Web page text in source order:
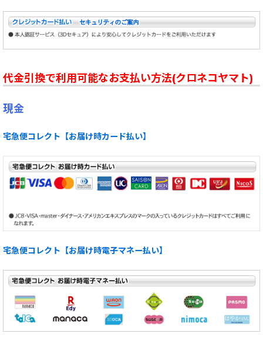
代金引換で利用可能なお支払い方法(クロネコヤマト)
現金
宅急便コレクト【お届け時カード払い】
宅急便コレクト【お届け時電子マネー払い】